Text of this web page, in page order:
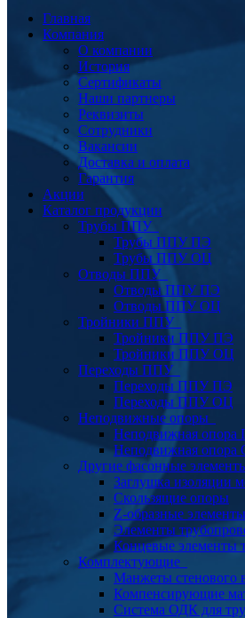
Главная
Компания
О компании
История
Сертификаты
Наши партнеры
Реквизиты
Сотрудники
Вакансии
Доставка и оплата
Гарантия
Акции
Каталог продукции
Трубы ППУ
Трубы ППУ ПЭ
Трубы ППУ ОЦ
Отводы ППУ
Отводы ППУ ПЭ
Отводы ППУ ОЦ
Тройники ППУ
Тройники ППУ ПЭ
Тройники ППУ ОЦ
Переходы ППУ
Переходы ППУ ПЭ
Переходы ППУ ОЦ
Неподвижные опоры
Неподвижная опора
Неподвижная опора
Другие фасонные
Заглушка изоляции
Скользящие опоры
Z-образные
Элементы
Концевые элементы
Комплектующие
Манжеты стенового
Компенсирующие
Система ОДК для